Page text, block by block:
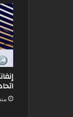
منذ 18